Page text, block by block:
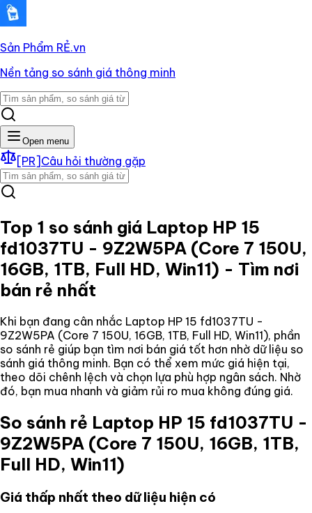
Sản Phẩm RẺ.vn
Nền tảng so sánh giá thông minh
Open menu
[PR] Câu hỏi thường gặp
Top 1 so sánh giá Laptop HP 15
fd1037TU - 9Z2W5PA (Core 7 150U,
16GB, 1TB, Full HD, Win11) - Tìm nơi
bán rẻ nhất
Khi bạn đang cân nhắc Laptop HP 15 fd1037TU -
9Z2W5PA (Core 7 150U, 16GB, 1TB, Full HD, Win11), phần
so sánh rẻ giúp bạn tìm nơi bán giá tốt hơn nhờ dữ liệu so
sánh giá thông minh. Bạn có thể xem mức giá hiện tại,
theo dõi chênh lệch và chọn lựa phù hợp ngân sách. Nhờ
đó, bạn mua nhanh và giảm rủi ro mua không đúng giá.
So sánh rẻ Laptop HP 15 fd1037TU -
9Z2W5PA (Core 7 150U, 16GB, 1TB,
Full HD, Win11)
Giá thấp nhất theo dữ liệu hiện có